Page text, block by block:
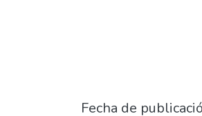
Fecha de